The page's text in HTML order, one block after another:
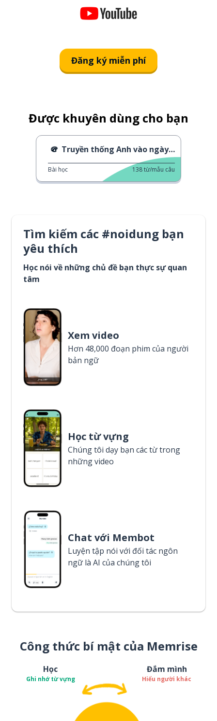
Đăng ký miễn phí
Được khuyên dùng cho bạn
Truyền thống Anh vào ngày Mừng năm mới
Bài học 138từ/mẫu câu
Tìm kiếm các #noidung bạn
yêu thích
Học nói về những chủ đề bạn thực sự quan
tâm
Xem video
Hơn 48,000 đoạn phim của người
bản ngữ
Học từ vựng
Chúng tôi dạy bạn các từ trong
những video
Chat với Membot
Luyện tập nói với đối tác ngôn
ngữ là AI của chúng tôi
Công thức bí mật của Memrise
Học
Ghi nhớ từ vựng
Đắm mình
Hiểu người khác